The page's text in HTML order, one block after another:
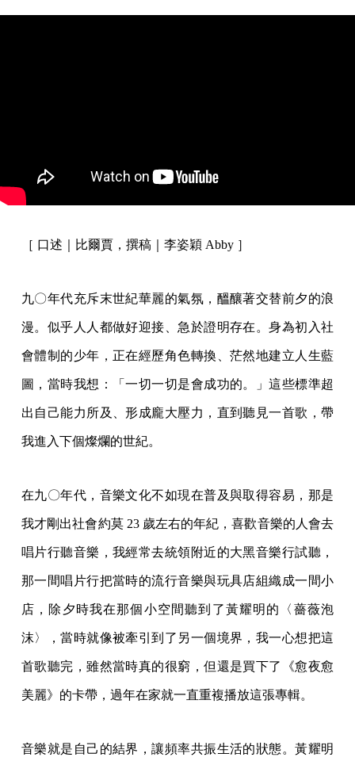
［ 口述｜比爾賈，撰稿｜李姿穎 Abby ］
九〇年代充斥末世紀華麗的氣氛，醞釀著交替前夕的浪
漫。似乎人人都做好迎接、急於證明存在。身為初入社
會體制的少年，正在經歷角色轉換、茫然地建立人生藍
圖，當時我想：「一切一切是會成功的。」這些標準超
出自己能力所及、形成龐大壓力，直到聽見一首歌，帶
我進入下個燦爛的世紀。
在九〇年代，音樂文化不如現在普及與取得容易，那是
我才剛出社會約莫 23 歲左右的年紀，喜歡音樂的人會去
唱片行聽音樂，我經常去統領附近的大黑音樂行試聽，
那一間唱片行把當時的流行音樂與玩具店組織成一間小
店，除夕時我在那個小空間聽到了黃耀明的〈薔薇泡
沫〉，當時就像被牽引到了另一個境界，我一心想把這
首歌聽完，雖然當時真的很窮，但還是買下了《愈夜愈
美麗》的卡帶，過年在家就一直重複播放這張專輯。
音樂就是自己的結界，讓頻率共振生活的狀態。黃耀明